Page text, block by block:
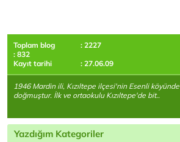
Toplam blog
: 2227
: 832
Kayıt tarihi
: 27.06.09
1946 Mardin ili, Kızıltepe ilçesi'nin Esenli köyünde
doğmuştur. İlk ve ortaokulu Kızıltepe'de bit..
Yazdığım Kategoriler